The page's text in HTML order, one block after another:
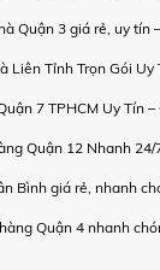
Quận 3 giá rẻ, uy tín
Liên Tỉnh Trọn Gói Uy
7 TPHCM Uy Tín
Quận 12 Nhanh 24/
Bình giá rẻ, nhanh
Quận 4 nhanh